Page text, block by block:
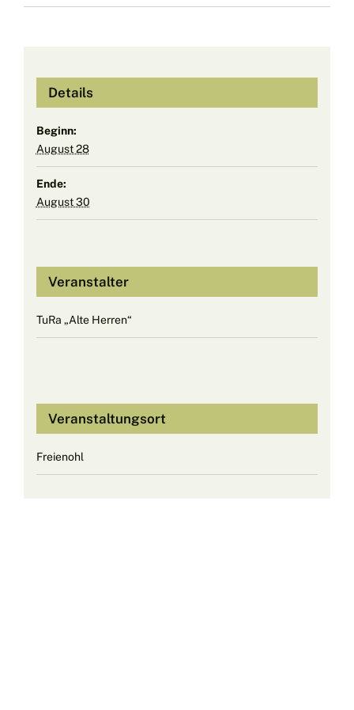
Details
Beginn:
August 28
Ende:
August 30
Veranstalter
TuRa „Alte Herren“
Veranstaltungsort
Freienohl